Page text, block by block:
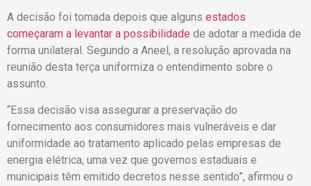
A decisão foi tomada depois que alguns estados
começaram a levantar a possibilidade de adotar a medida de
forma unilateral. Segundo a Aneel, a resolução aprovada na
reunião desta terça uniformiza o entendimento sobre o
assunto.
“Essa decisão visa assegurar a preservação do
fornecimento aos consumidores mais vulneráveis e dar
uniformidade ao tratamento aplicado pelas empresas de
energia elétrica, uma vez que governos estaduais e
municipais têm emitido decretos nesse sentido”, afirmou o